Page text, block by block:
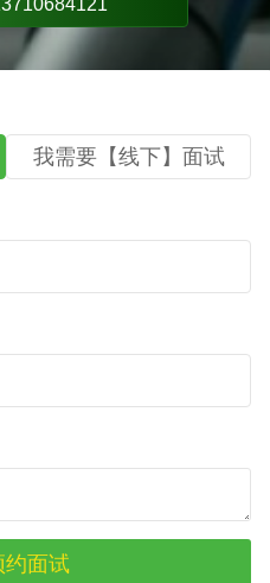
我需要【线下】面试